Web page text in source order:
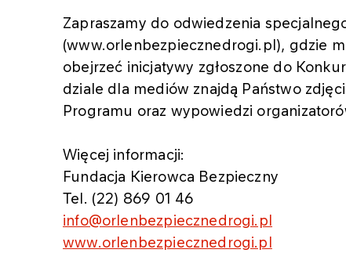
Zapraszamy do odwiedzenia
(www.orlenbezpiecznedrogi.pl), gdzie
obejrzeć inicjatywy zgłoszone do
dziale dla mediów znajdą Państwo
Programu oraz wypowiedzi
Więcej informacji:
Fundacja Kierowca Bezpieczny
Tel. (22) 869 01 46
info@orlenbezpiecznedrogi.pl
www.orlenbezpiecznedrogi.pl